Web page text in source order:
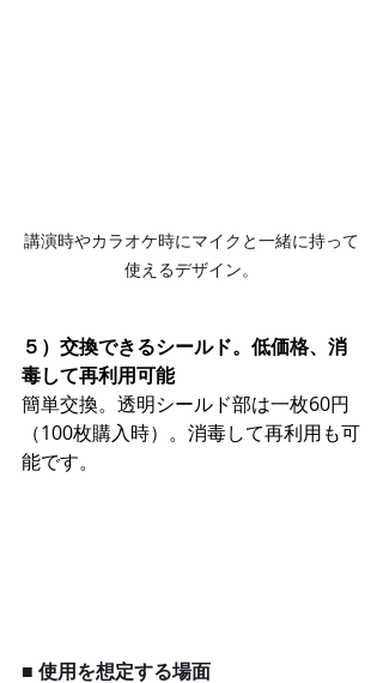
講演時やカラオケ時にマイクと一緒に持って
使えるデザイン。
５）交換できるシールド。低価格、消
毒して再利用可能
簡単交換。透明シールド部は一枚60円
（100枚購入時）。消毒して再利用も可
能です。
■ 使用を想定する場面